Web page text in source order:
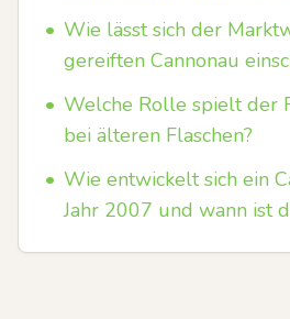
• Wie lässt sich der
gereiften Cannonau
• Welche Rolle spielt der
bei älteren Flaschen?
• Wie entwickelt sich ein
Jahr 2007 und wann ist